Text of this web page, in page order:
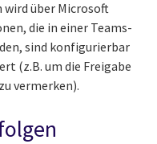
über Microsoft
die in einer Teams-
sind konfigurierbar
(z.B. um die Freigabe
vermerken).